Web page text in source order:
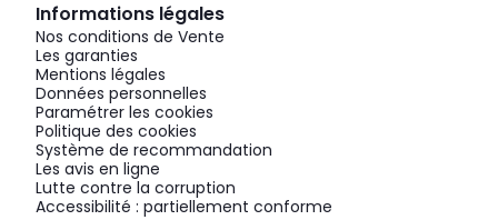
Informations légales
Nos conditions de Vente
Les garanties
Mentions légales
Données personnelles
Paramétrer les cookies
Politique des cookies
Système de recommandation
Les avis en ligne
Lutte contre la corruption
Accessibilité : partiellement conforme